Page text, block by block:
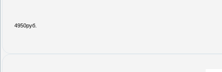
4950руб.